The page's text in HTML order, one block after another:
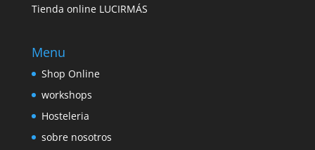
Tienda online LUCIRMÁS
Menu
Shop Online
workshops
Hosteleria
sobre nosotros